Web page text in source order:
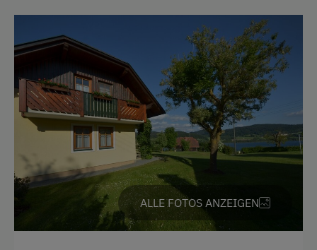
Wasserkocher
Dependance
Doppelbett (Kingsize)
ALLE FOTOS ANZEIGEN